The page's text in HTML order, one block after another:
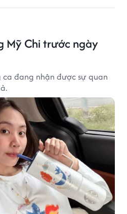
Mỹ Chi trước ngày
đang nhận được sự quan